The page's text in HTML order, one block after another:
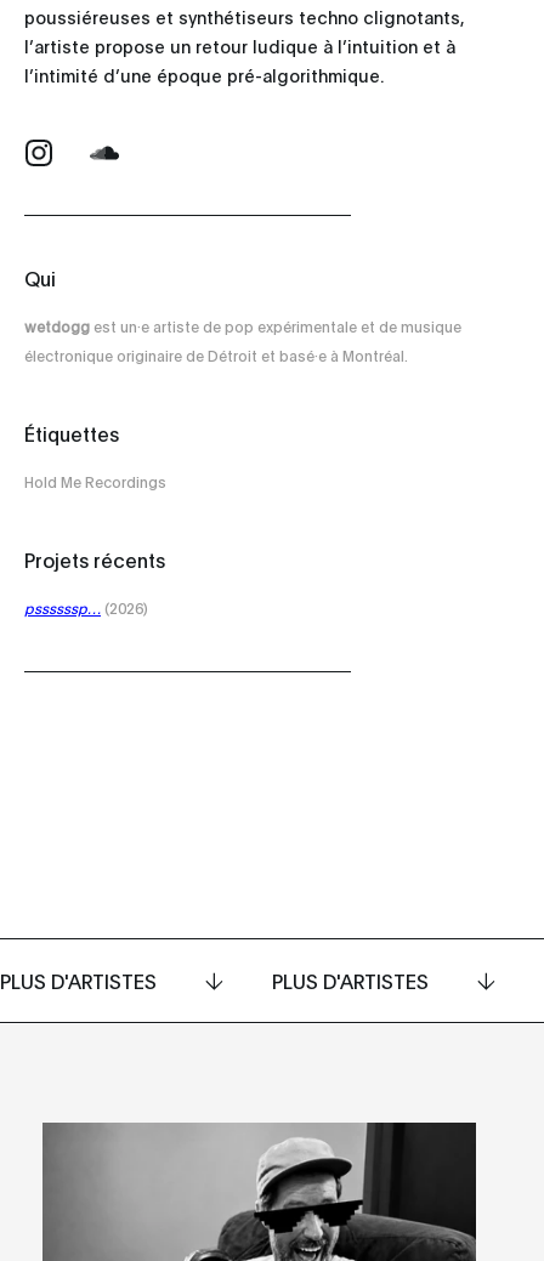
poussiéreuses et synthétiseurs techno clignotants,
l’artiste propose un retour ludique à l’intuition et à
l’intimité d’une époque pré-algorithmique.
Qui
wetdogg est un·e artiste de pop expérimentale et de musique
électronique originaire de Détroit et basé·e à Montréal.
Étiquettes
Hold Me Recordings
Projets récents
pssssssp… (2026)
PLUS D'ARTISTES PLUS D'ARTISTES